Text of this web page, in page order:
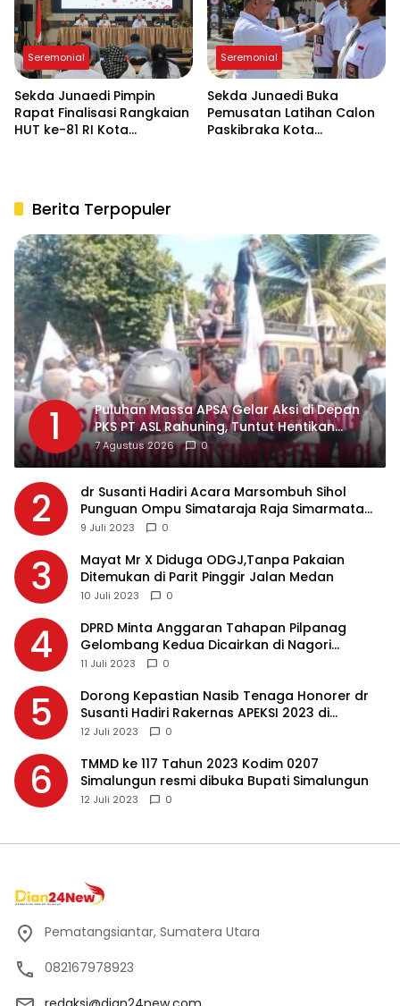
Seremonial
Sekda Junaedi Pimpin
Rapat Finalisasi Rangkaian
HUT ke-81 RI Kota
Seremonial
Sekda Junaedi Buka
Pemusatan Latihan Calon
Paskibraka Kota
Berita Terpopuler
1
Puluhan Massa APSA Gelar Aksi di Depan
PKS PT ASL Rahuning, Tuntut Hentikan
Pembuangan Limbah ke Sungai Asahan
7 Agustus 2026 0
2
dr Susanti Hadiri Acara Marsombuh Sihol
Punguan Ompu Simataraja Raja Simarmata
Dohot Boruna Kota Siantar
9 Juli 2023 0
3
Mayat Mr X Diduga ODGJ,Tanpa Pakaian
Ditemukan di Parit Pinggir Jalan Medan
10 Juli 2023 0
4
DPRD Minta Anggaran Tahapan Pilpanag
Gelombang Kedua Dicairkan di Nagori
Masing-masing, Ini Alasannya…
11 Juli 2023 0
5
Dorong Kepastian Nasib Tenaga Honorer dr
Susanti Hadiri Rakernas APEKSI 2023 di
Makassar
12 Juli 2023 0
6
TMMD ke 117 Tahun 2023 Kodim 0207
Simalungun resmi dibuka Bupati Simalungun
12 Juli 2023 0
Pematangsiantar, Sumatera Utara
082167978923